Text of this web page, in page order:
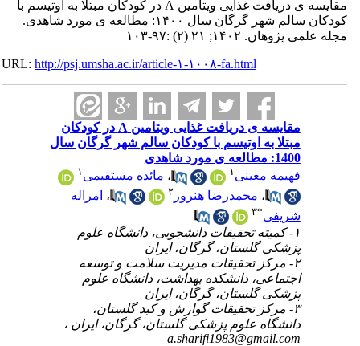
مقایسه ی دریافت غذایی ویتامین A در کودکان مبتلا به اوتیسم با
کودکان سالم شهر گرگان سال ۱۴۰۰: مطالعه ی مورد شاهدی.
۱۰۳
URL:http://psj.umsha.ac.ir/article-۱-۱۰۰۸-fa.html
مقایسه ی دریافت غذایی ویتامین A در کودکان
اوتیسم با کودکان سالم شهر گرگان سال
، مائده مستقیمی۱
هنرور۲ ، امراله
تحقیقات دانشجویی، دانشگاه علوم
گرگان، ایران
تحقیقات مدیریت سلامت و توسعه
دانشکده بهداشت، دانشگاه علوم
گرگان، ایران
تحقیقات گوارش و کبد گلستان،
پزشکی گلستان، گرگان، ایران ،